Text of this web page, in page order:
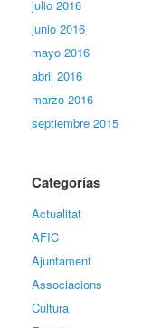
julio 2016
junio 2016
mayo 2016
abril 2016
marzo 2016
septiembre 2015
Categorías
Actualitat
AFIC
Ajuntament
Associacions
Cultura